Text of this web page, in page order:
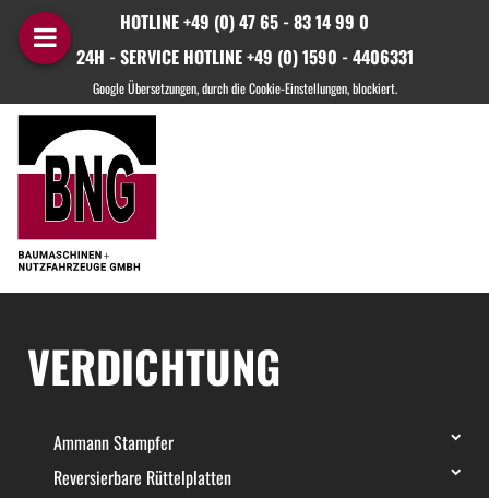
HOTLINE +49 (0) 47 65 - 83 14 99 0
24H - SERVICE HOTLINE +49 (0) 1590 - 4406331
VERDICHTUNG
Ammann Stampfer
Reversierbare Rüttelplatten